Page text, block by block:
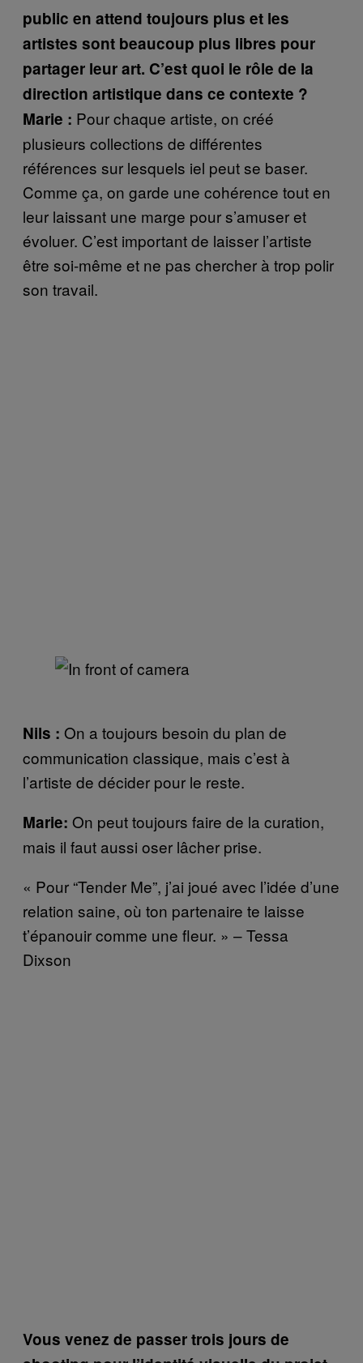
public en attend toujours plus et les
artistes sont beaucoup plus libres pour
partager leur art. C’est quoi le rôle de la
direction artistique dans ce contexte ?
Marie : Pour chaque artiste, on créé
plusieurs collections de différentes
références sur lesquels iel peut se baser.
Comme ça, on garde une cohérence tout en
leur laissant une marge pour s’amuser et
évoluer. C’est important de laisser l’artiste
être soi-même et ne pas chercher à trop polir
son travail.
Nils : On a toujours besoin du plan de
communication classique, mais c’est à
l’artiste de décider pour le reste.
Marie: On peut toujours faire de la curation,
mais il faut aussi oser lâcher prise.
« Pour “Tender Me”, j’ai joué avec l’idée d’une
relation saine, où ton partenaire te laisse
t’épanouir comme une fleur. » – Tessa
Dixson
Vous venez de passer trois jours de